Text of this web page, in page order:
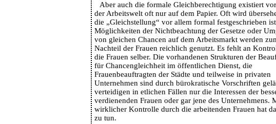
Aber auch die formale Gleichberechtigung existiert
der Arbeitswelt oft nur auf dem Papier. Oft wird
die „Gleichstellung“ vor allem formal festgeschrieben
Möglichkeiten der Nichtbeachtung der Gesetze oder
von gleichen Chancen auf dem Arbeitsmarkt werden
Nachteil der Frauen reichlich genutzt. Es fehlt an
die Frauen selber. Die vorhandenen Strukturen der
für Chancengleichheit im öffentlichen Dienst, die
Frauenbeauftragten der Städte und teilweise in privaten
Unternehmen sind durch bürokratische Vorschriften
verteidigen in etlichen Fällen nur die Interessen der
verdienenden Frauen oder gar jene des Unternehmens.
wirklicher Kontrolle durch die arbeitenden Frauen hat
zu tun.